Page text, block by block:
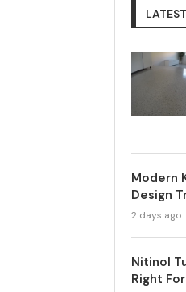
Modern
Design
2 days ago
Nitinol
Right